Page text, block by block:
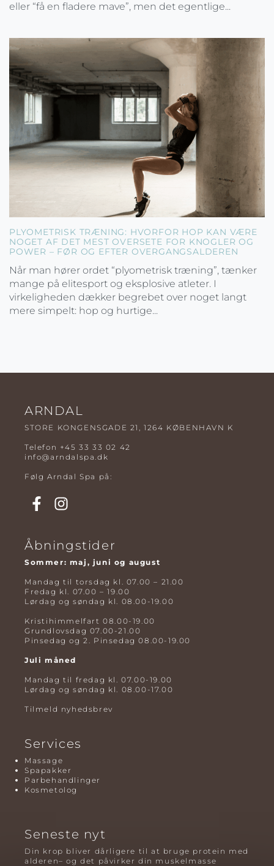
eller “få en fladere mave”, men det egentlige...
PLYOMETRISK TRÆNING: HVORFOR HOP KAN VÆRE
NOGET AF DET MEST OVERSETE FOR KNOGLER OG
POWER – FØR OG EFTER OVERGANGSALDEREN
Når man hører ordet “plyometrisk træning”, tænker
mange på elitesport og eksplosive atleter. I
virkeligheden dækker begrebet over noget langt
mere simpelt: hop og hurtige...
ARNDAL
STORE KONGENSGADE 21, 1264 KØBENHAVN K
Telefon +45 33 33 02 42
info@arndalspa.dk
Følg Arndal Spa på:
Åbningstider
Sommer: maj, juni og august
Mandag til torsdag kl. 07.00 – 21.00
Fredag kl. 07.00 – 19.00
Lørdag og søndag kl. 08.00-19.00
Kristihimmelfart 08.00-19.00
Grundlovsdag 07.00-21.00
Pinsedag og 2. Pinsedag 08.00-19.00
Juli måned
Mandag til fredag kl. 07.00-19.00
Lørdag og søndag kl. 08.00-17.00
Tilmeld nyhedsbrev
Services
Massage
Spapakker
Parbehandlinger
Kosmetolog
Seneste nyt
Din krop bliver dårligere til at bruge protein med
alderen– og det påvirker din muskelmasse